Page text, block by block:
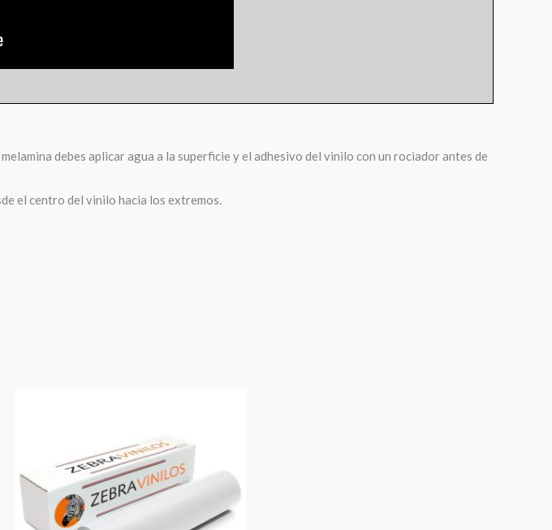
debes aplicar agua a la superficie y el adhesivo del vinilo con un rociador antes de
el centro del vinilo hacia los extremos.
de
precios:
desde